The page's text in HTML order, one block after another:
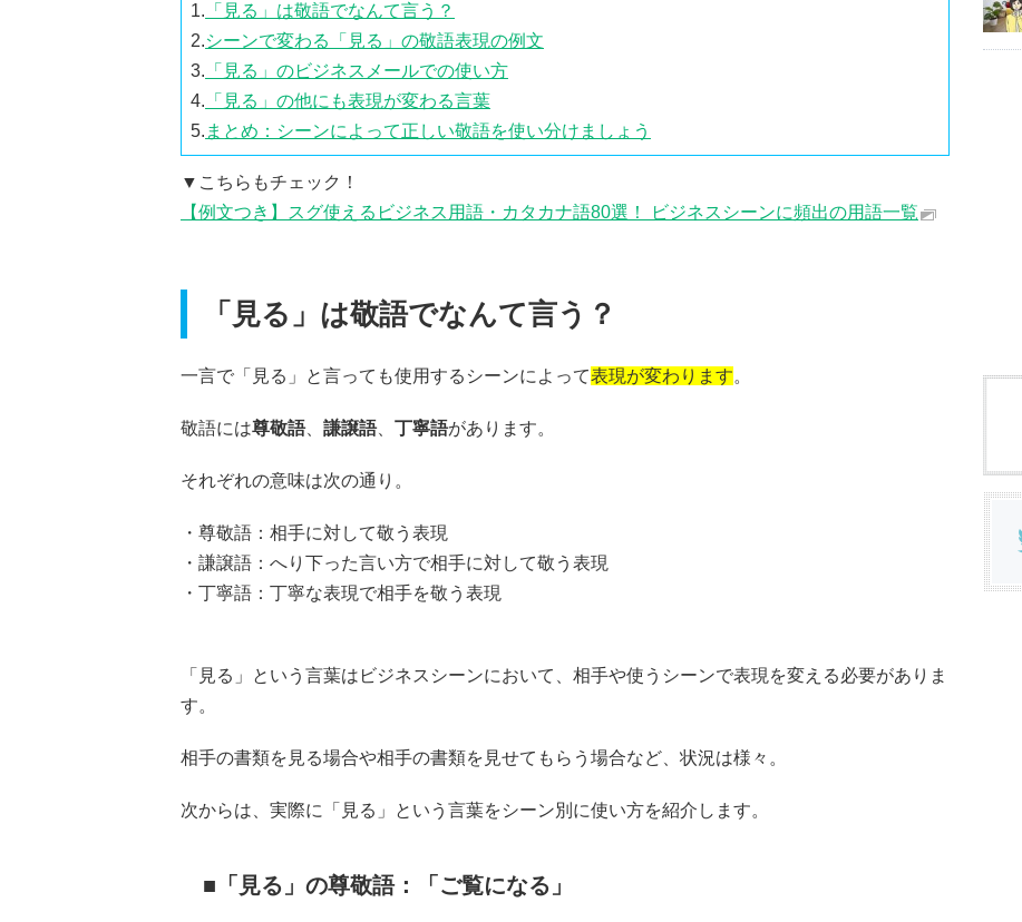
1. 「見る」は敬語でなんて言う？
2.シーンで変わる「見る」の敬語表現の例文
3. 「見る」のビジネスメールでの使い方
4. 「見る」の他にも表現が変わる言葉
5. まとめ：シーンによって正しい敬語を使い分けましょう
▼こちらもチェック！
【例文つき】スグ使えるビジネス用語・カタカナ語80選！ ビジネスシーンに頻出の用語一覧
「見る」は敬語でなんて言う？
一言で「見る」と言っても使用するシーンによって表現が変わります。
敬語には尊敬語、 謙譲語、 丁寧語があります。
それぞれの意味は次の通り。
・尊敬語：相手に対して敬う表現
・謙譲語：へり下った言い方で相手に対して敬う表現
・丁寧語：丁寧な表現で相手を敬う表現
「見る」という言葉はビジネスシーンにおいて、相手や使うシーンで表現を変える必要がありま
す。
相手の書類を見る場合や相手の書類を見せてもらう場合など、状況は様々。
次からは、実際に「見る」という言葉をシーン別に使い方を紹介します。
「見る」の尊敬語：「ご覧になる」